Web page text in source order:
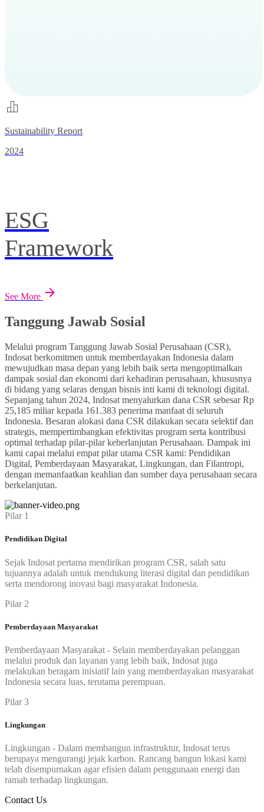
Sustainability Report
2024
ESG
Framework
See More
Tanggung Jawab Sosial
Melalui program Tanggung Jawab Sosial Perusahaan (CSR),
Indosat berkomitmen untuk memberdayakan Indonesia dalam
mewujudkan masa depan yang lebih baik serta mengoptimalkan
dampak sosial dan ekonomi dari kehadiran perusahaan, khususnya
di bidang yang selaras dengan bisnis inti kami di teknologi digital.
Sepanjang tahun 2024, Indosat menyalurkan dana CSR sebesar Rp
25,185 miliar kepada 161.383 penerima manfaat di seluruh
Indonesia. Besaran alokasi dana CSR dilakukan secara selektif dan
strategis, mempertimbangkan efektivitas program serta kontribusi
optimal terhadap pilar-pilar keberlanjutan Perusahaan. Dampak ini
kami capai melalui empat pilar utama CSR kami: Pendidikan
Digital, Pemberdayaan Masyarakat, Lingkungan, dan Filantropi,
dengan memanfaatkan keahlian dan sumber daya perusahaan secara
berkelanjutan.
Pilar 1
Pendidikan Digital
Sejak Indosat pertama mendirikan program CSR, salah satu
tujuannya adalah untuk mendukung literasi digital dan pendidikan
serta mendorong inovasi bagi masyarakat Indonesia.
Pilar 2
Pemberdayaan Masyarakat
Pemberdayaan Masyarakat - Selain memberdayakan pelanggan
melalui produk dan layanan yang lebih baik, Indosat juga
melakukan beragam inisiatif lain yang memberdayakan masyarakat
Indonesia secara luas, terutama perempuan.
Pilar 3
Lingkungan
Lingkungan - Dalam membangun infrastruktur, Indosat terus
berupaya mengurangi jejak karbon. Rancang bangun lokasi kami
telah disempurnakan agar efisien dalam penggunaan energi dan
ramah terhadap lingkungan.
Contact Us